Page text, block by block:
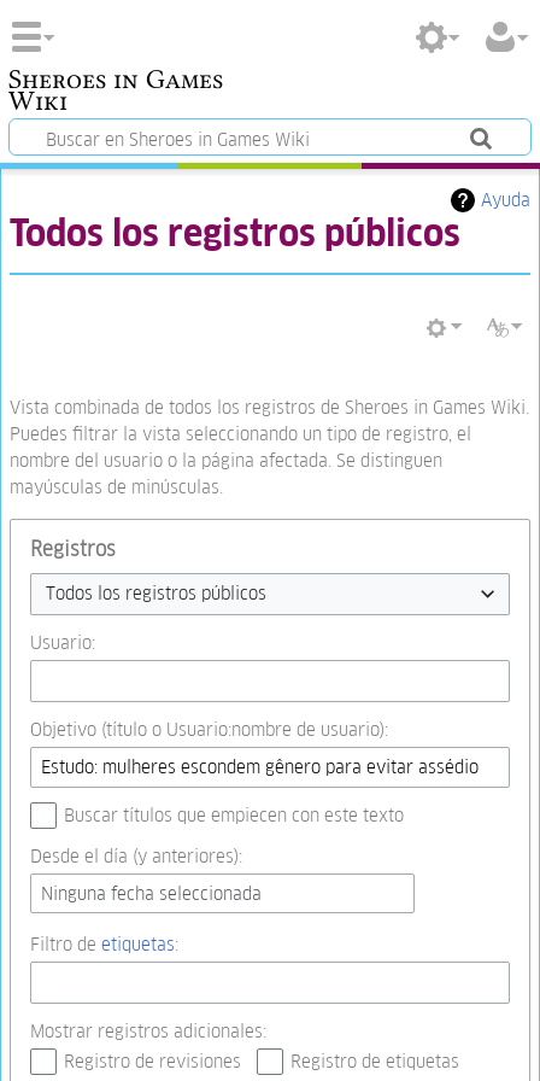
Sheroes in Games
Wiki
Ayuda
Todos los registros públicos
Vista combinada de todos los registros de Sheroes in Games Wiki.
Puedes filtrar la vista seleccionando un tipo de registro, el
nombre del usuario o la página afectada. Se distinguen
mayúsculas de minúsculas.
Registros
Todos los registros públicos
Usuario:
Objetivo (título o Usuario:nombre de usuario):
Buscar títulos que empiecen con este texto
Desde el día (y anteriores):
Ninguna fecha seleccionada
Filtro de etiquetas:
Mostrar registros adicionales:
Registro de revisiones
Registro de etiquetas